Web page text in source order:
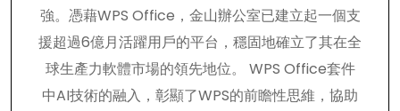
強。憑藉WPS Office，金山辦公室已建立起一個支
援超過6億月活躍用戶的平台，穩固地確立了其在全
球生產力軟體市場的領先地位。 WPS Office套件
中AI技術的融入，彰顯了WPS的前瞻性思維，協助